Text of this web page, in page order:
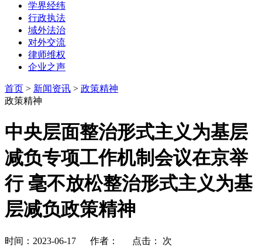
学界经纬
行政执法
域外法治
对外交流
律师维权
企业之声
首页 > 新闻资讯 > 政策精神
政策精神
中央层面整治形式主义为基层
减负专项工作机制会议在京举
行 毫不放松整治形式主义为基
层减负政策精神
时间：2023-06-17 作者： 点击： 次